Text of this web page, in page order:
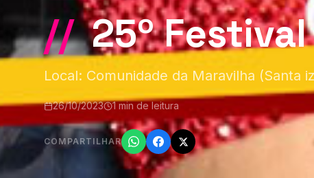
//25º
Local: Comunidade da Maravilha (Santa
26/10/2023 1 min de leitura
COMPARTILHAR